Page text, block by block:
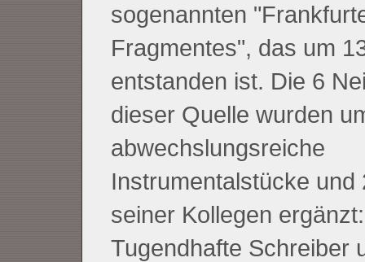
sogenannten
Fragmentes", das um
entstanden ist. Die 6
dieser Quelle wurden
abwechslungsreiche
Instrumentalstücke und
seiner Kollegen
Tugendhafte Schreiber